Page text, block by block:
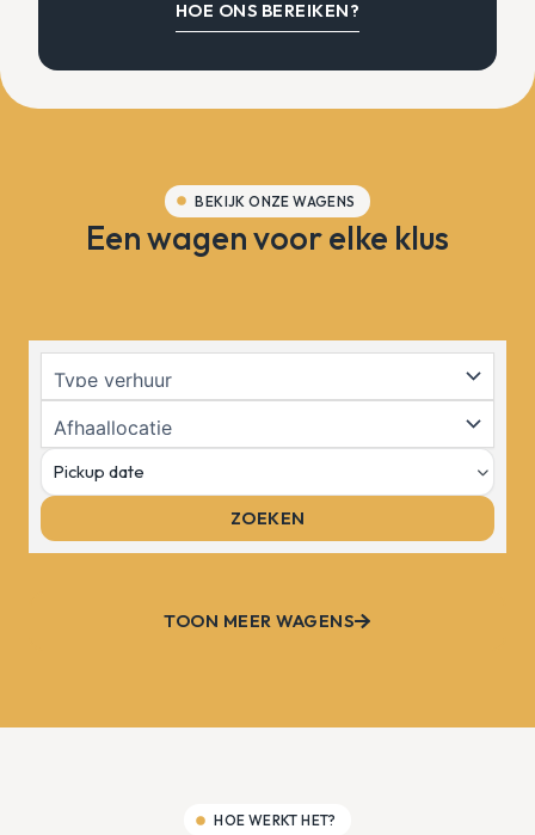
HOE ONS BEREIKEN?
BEKIJK ONZE WAGENS
Een wagen voor elke klus
TOON MEER WAGENS
HOE WERKT HET?